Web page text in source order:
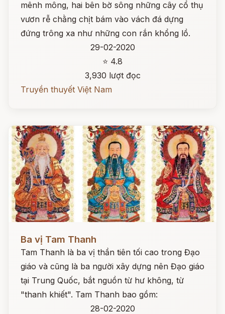
mênh mông, hai bên bờ sông những cây cổ thụ
vươn rễ chằng chịt bám vào vách đá dựng
đứng trông xa như những con rắn khổng lồ.
29-02-2020
⭐ 4.8
3,930 lượt đọc
Truyền thuyết Việt Nam
Ba vị Tam Thanh
Tam Thanh là ba vị thần tiên tối cao trong Đạo
giáo và cũng là ba người xây dựng nên Đạo giáo
tại Trung Quốc, bắt nguồn từ hư không, từ
"thanh khiết". Tam Thanh bao gồm:
28-02-2020